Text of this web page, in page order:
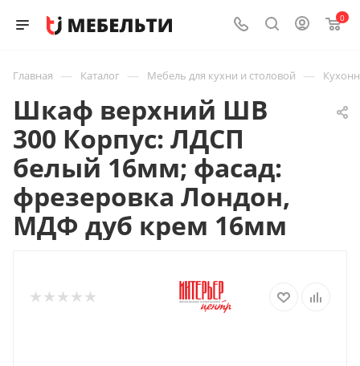
0
Главная — Каталог — Мебель для кухни и столовой —
Шкаф верхний ШВ
300 Корпус: ЛДСП
белый 16мм; фасад:
фрезеровка Лондон,
МДФ дуб крем 16мм